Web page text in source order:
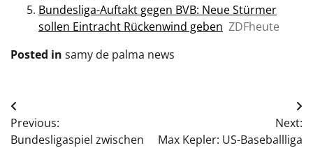
Bundesliga-Auftakt gegen BVB: Neue Stürmer
sollen Eintracht Rückenwind geben ZDFheute
Posted in samy de palma news
Post
navigation
Previous:
Bundesligaspiel zwischen
Next:
Max Kepler: US-Baseballliga